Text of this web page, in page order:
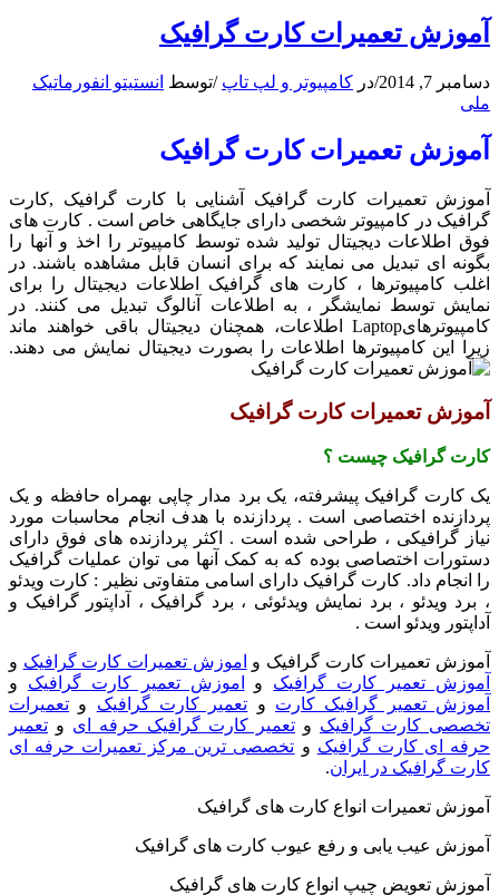
آموزش تعمیرات کارت گرافیک
دسامبر 7, 2014 /در کامپیوتر و لپ تاپ /توسط انستیتو انفورماتیک
ملی
آموزش تعمیرات کارت گرافیک
آموزش تعمیرات کارت گرافیک آشنایی با کارت گرافیک ,کارت
گرافیک در کامپیوتر شخصی دارای جایگاهی خاص است . کارت های
فوق اطلاعات دیجیتال تولید شده توسط کامپیوتر را اخذ و آنها را
بگونه ای تبدیل می نمایند که برای انسان قابل مشاهده باشند. در
اغلب کامپیوترها ، کارت های گرافیک اطلاعات دیجیتال را برای
نمایش توسط نمایشگر ، به اطلاعات آنالوگ تبدیل می کنند. در
کامپیوترهایLaptop اطلاعات، همچنان دیجیتال باقی خواهند ماند
زیرا این کامپیوترها اطلاعات را بصورت دیجیتال نمایش می دهند.
آموزش تعمیرات کارت گرافیک
کارت گرافیک چیست ؟
یک کارت گرافیک پیشرفته، یک برد مدار چاپی بهمراه حافظه و یک
پردازنده اختصاصی است . پردازنده با هدف انجام محاسبات مورد
نیاز گرافیکی ، طراحی شده است . اکثر پردازنده های فوق دارای
دستورات اختصاصی بوده که به کمک آنها می توان عملیات گرافیک
را انجام داد. کارت گرافیک دارای اسامی متفاوتی نظیر : کارت ویدئو
، برد ویدئو ، برد نمایش ویدئوئی ، برد گرافیک ، آداپتور گرافیک و
آداپتور ویدئو است .
آموزش تعمیرات کارت گرافیک و اموزش تعمیرات کارت گرافیک و
آموزش تعمیر کارت گرافیک و اموزش تعمیر کارت گرافیک و
آموزش تعمیر گرافیک کارت و تعمیر کارت گرافیک و تعمیرات
تخصصی کارت گرافیک و تعمیر کارت گرافیک حرفه ای و تعمیر
حرفه ای کارت گرافیک و تخصصی ترین مرکز تعمیرات حرفه ای
کارت گرافیک در ایران.
آموزش تعمیرات انواع کارت های گرافیک
آموزش عیب یابی و رفع عیوب کارت های گرافیک
آموزش تعویض چیپ انواع کارت های گرافیک